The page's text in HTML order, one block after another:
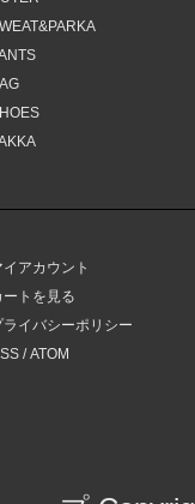
イアカウント
ートを見る
ライバシーポリシー
/ATOM